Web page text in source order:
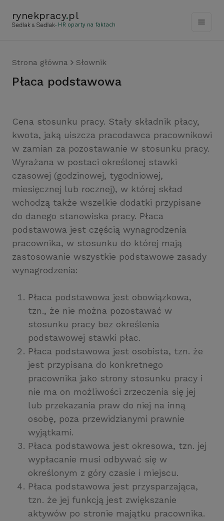
rynekpracy.pl
- HR oparty na faktach
Strona główna Słownik
płaca podstawowa
Cena stosunku pracy. Stały składnik płacy,
kwota, jaką uiszcza pracodawca pracownikowi
w zamian za pozostawanie w stosunku pracy.
Wyrażana w postaci określonej stawki
czasowej (godzinowej, tygodniowej,
miesięcznej lub rocznej), w której skład
wchodzą także wszelkie dodatki przypisane
do danego stanowiska pracy. Płaca
podstawowa jest częścią wynagrodzenia
pracownika, w stosunku do której mają
zastosowanie wszystkie podstawowe zasady
wynagrodzenia:
Płaca podstawowa jest obowiązkowa,
tzn., że nie można pozostawać w
stosunku pracy bez określenia
podstawowej stawki płac.
Płaca podstawowa jest osobista, tzn. że
jest przypisana do konkretnego
pracownika jako strony stosunku pracy i
nie ma on możliwości zrzeczenia się jej
lub przekazania praw do niej na inną
osobę, poza przewidzianymi prawnie
wyjątkami.
Płaca podstawowa jest okresowa, tzn. jej
wypłacanie musi odbywać się w
określonym z góry czasie i miejscu.
Płaca podstawowa jest przysparzająca,
tzn. że jej funkcją jest zwiększanie
aktywów po stronie majątku pracownika.